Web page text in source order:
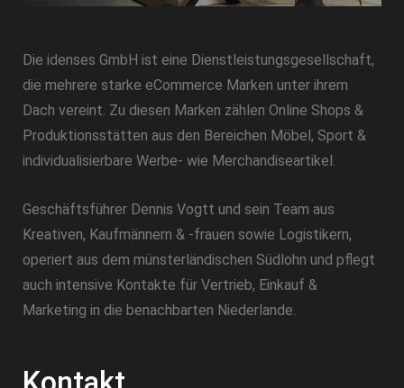
Die idenses GmbH ist eine Dienstleistungsgesellschaft,
die mehrere starke eCommerce Marken unter ihrem
Dach vereint. Zu diesen Marken zählen Online Shops &
Produktionsstätten aus den Bereichen Möbel, Sport &
individualisierbare Werbe- wie Merchandiseartikel.
Geschäftsführer Dennis Vogtt und sein Team aus
Kreativen, Kaufmännern & -frauen sowie Logistikern,
operiert aus dem münsterländischen Südlohn und pflegt
auch intensive Kontakte für Vertrieb, Einkauf &
Marketing in die benachbarten Niederlande.